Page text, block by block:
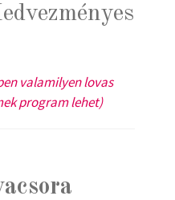
valamilyen lovas
program lehet)